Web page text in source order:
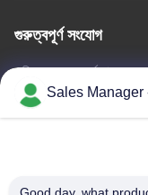
গুরুত্বপূর্ণ সংযোগ
বাড়িআমাদের সম্পর্কেপণ্য
Sales Manager